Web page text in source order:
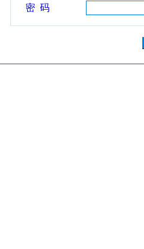
密 码